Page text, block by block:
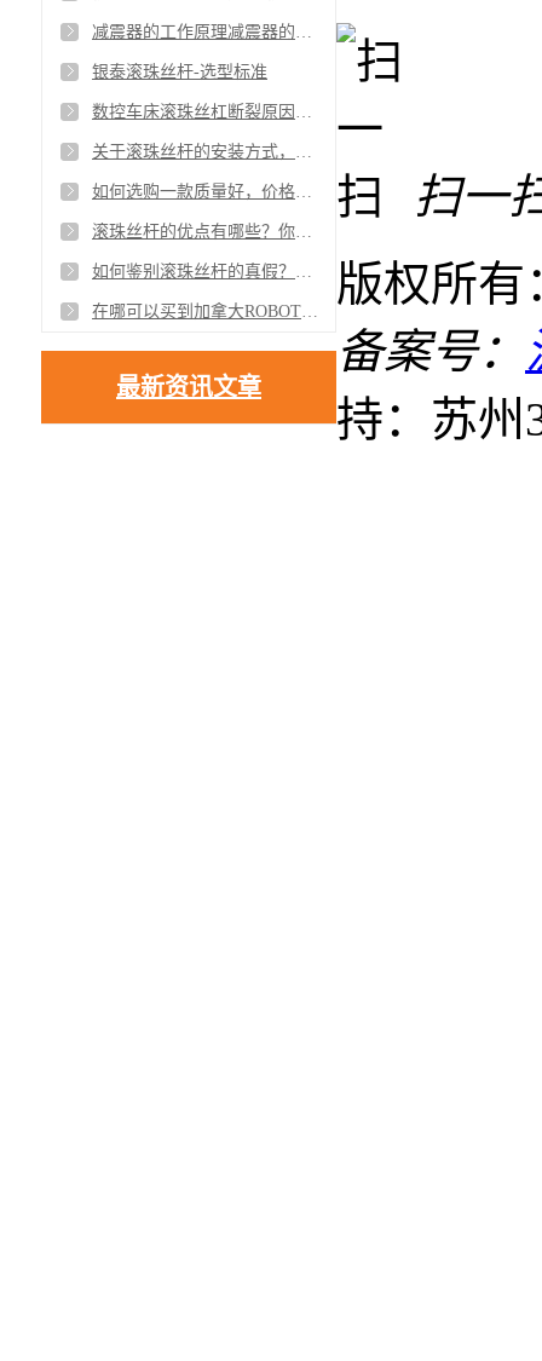
减震器的工作原理减震器的分类
银泰滚珠丝杆-选型标准
数控车床滚珠丝杠断裂原因有哪些？你知道吗？【上海慧腾】
关于滚珠丝杆的安装方式，你了解多少？【上海慧腾】
如何选购一款质量好，价格优惠的直线导轨？让上海慧腾来告诉你吧！
滚珠丝杆的优点有哪些？你知道吗？【上海慧腾】
如何鉴别滚珠丝杆的真假？上海慧腾来告诉大家！
在哪可以买到加拿大ROBOTIQ电爪？【上海慧腾】
最新资讯文章
扫一
版权所有
备案号：
持：苏州